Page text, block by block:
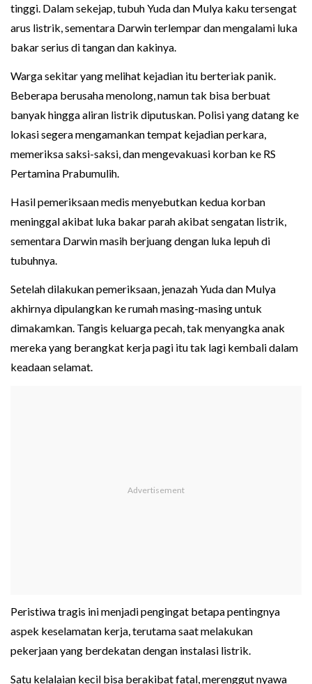
tinggi. Dalam sekejap, tubuh Yuda dan Mulya kaku tersengat
arus listrik, sementara Darwin terlempar dan mengalami luka
bakar serius di tangan dan kakinya.
Warga sekitar yang melihat kejadian itu berteriak panik.
Beberapa berusaha menolong, namun tak bisa berbuat
banyak hingga aliran listrik diputuskan. Polisi yang datang ke
lokasi segera mengamankan tempat kejadian perkara,
memeriksa saksi-saksi, dan mengevakuasi korban ke RS
Pertamina Prabumulih.
Hasil pemeriksaan medis menyebutkan kedua korban
meninggal akibat luka bakar parah akibat sengatan listrik,
sementara Darwin masih berjuang dengan luka lepuh di
tubuhnya.
Setelah dilakukan pemeriksaan, jenazah Yuda dan Mulya
akhirnya dipulangkan ke rumah masing-masing untuk
dimakamkan. Tangis keluarga pecah, tak menyangka anak
mereka yang berangkat kerja pagi itu tak lagi kembali dalam
keadaan selamat.
Peristiwa tragis ini menjadi pengingat betapa pentingnya
aspek keselamatan kerja, terutama saat melakukan
pekerjaan yang berdekatan dengan instalasi listrik.
Satu kelalaian kecil bisa berakibat fatal, merenggut nyawa